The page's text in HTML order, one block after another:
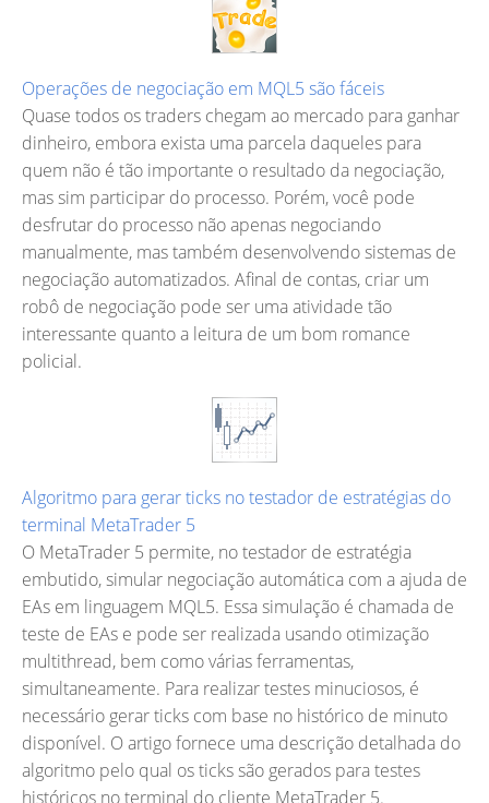
Operações de negociação em MQL5 são fáceis
Quase todos os traders chegam ao mercado para ganhar
dinheiro, embora exista uma parcela daqueles para
quem não é tão importante o resultado da negociação,
mas sim participar do processo. Porém, você pode
desfrutar do processo não apenas negociando
manualmente, mas também desenvolvendo sistemas de
negociação automatizados. Afinal de contas, criar um
robô de negociação pode ser uma atividade tão
interessante quanto a leitura de um bom romance
policial.
Algoritmo para gerar ticks no testador de estratégias do
terminal MetaTrader 5
O MetaTrader 5 permite, no testador de estratégia
embutido, simular negociação automática com a ajuda de
EAs em linguagem MQL5. Essa simulação é chamada de
teste de EAs e pode ser realizada usando otimização
multithread, bem como várias ferramentas,
simultaneamente. Para realizar testes minuciosos, é
necessário gerar ticks com base no histórico de minuto
disponível. O artigo fornece uma descrição detalhada do
algoritmo pelo qual os ticks são gerados para testes
históricos no terminal do cliente MetaTrader 5.